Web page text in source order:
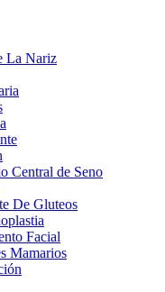
La Nariz
Central de Seno
De Gluteos
Facial
Mamarios